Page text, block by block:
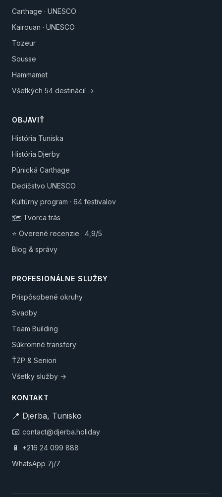
Carthage · UNESCO
Kairouan · UNESCO
Tozeur
Sousse
Hammamet
Všetkých 54 destinácií →
OBJAVIŤ
História Tuniska
História Djerby
Púnická Carthage
Dedičstvo UNESCO
Kultúrny program · 64 festivalov
🗺️ Tvorca trás
⭐ Overené recenzie · 4,9/5
Blog & správy
PROFESIONÁLNE SLUŽBY
Prispôsobené okruhy
Svadby
Team Building
Súkromné transfery
ŤZP & Seniori
Všetky služby →
KONTAKT
📍 Djerba, Tunisko
📧 contact@djerba.holiday
📱
+216 24 099 888
WhatsApp 7j/7